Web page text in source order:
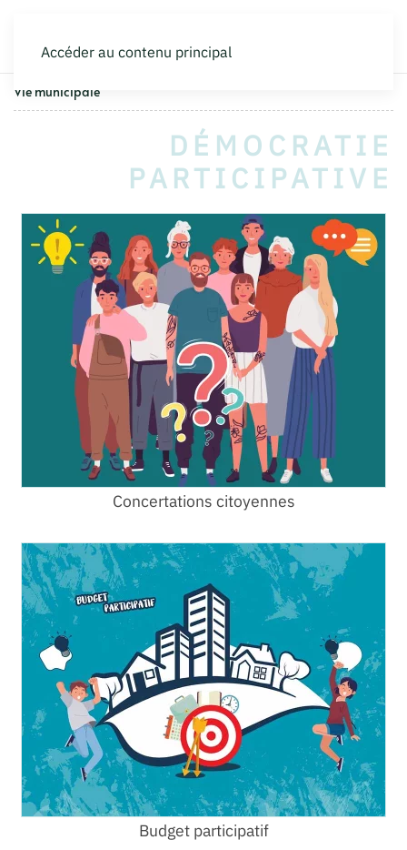
Accéder au contenu principal
Vie municipale
DÉMOCRATIE
PARTICIPATIVE
Concertations citoyennes
Budget participatif